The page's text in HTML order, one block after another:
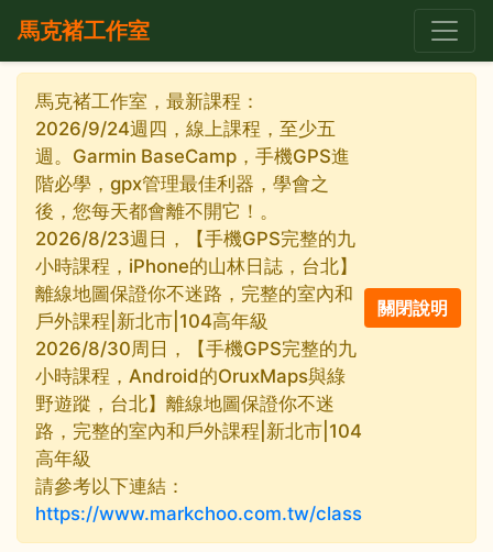
馬克褚工作室
馬克褚工作室，最新課程：
2026/9/24週四，線上課程，至少五
週。Garmin BaseCamp，手機GPS進
階必學，gpx管理最佳利器，學會之
後，您每天都會離不開它！。
2026/8/23週日，【手機GPS完整的九
小時課程，iPhone的山林日誌，台北】
離線地圖保證你不迷路，完整的室內和
戶外課程|新北市|104高年級
2026/8/30周日，【手機GPS完整的九
小時課程，Android的OruxMaps與綠
野遊蹤，台北】離線地圖保證你不迷
路，完整的室內和戶外課程|新北市|104
高年級
請參考以下連結：
https://www.markchoo.com.tw/class